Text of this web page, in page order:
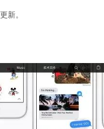
新。